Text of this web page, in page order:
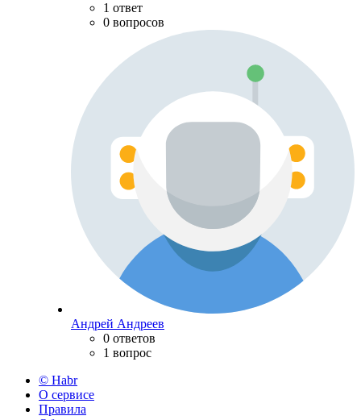
1 ответ
0 вопросов
Андрей Андреев
0 ответов
1 вопрос
© Habr
О сервисе
Правила